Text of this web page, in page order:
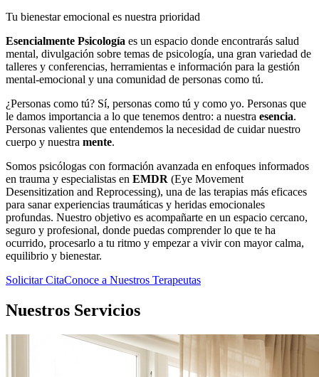
Tu bienestar emocional es nuestra prioridad
Esencialmente Psicología es un espacio donde encontrarás salud
mental, divulgación sobre temas de psicología, una gran variedad de
talleres y conferencias, herramientas e información para la gestión
mental-emocional y una comunidad de personas como tú.
¿Personas como tú? Sí, personas como tú y como yo. Personas que
le damos importancia a lo que tenemos dentro: a nuestra esencia.
Personas valientes que entendemos la necesidad de cuidar nuestro
cuerpo y nuestra mente.
Somos psicólogas con formación avanzada en enfoques informados
en trauma y especialistas en EMDR (Eye Movement
Desensitization and Reprocessing), una de las terapias más eficaces
para sanar experiencias traumáticas y heridas emocionales
profundas. Nuestro objetivo es acompañarte en un espacio cercano,
seguro y profesional, donde puedas comprender lo que te ha
ocurrido, procesarlo a tu ritmo y empezar a vivir con mayor calma,
equilibrio y bienestar.
Solicitar CitaConoce a Nuestros Terapeutas
Nuestros Servicios